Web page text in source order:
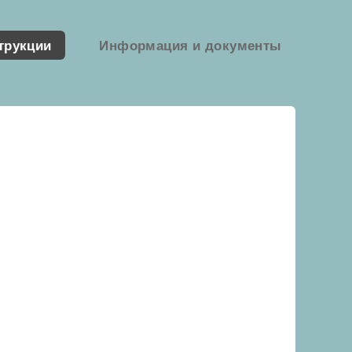
Информация и документы